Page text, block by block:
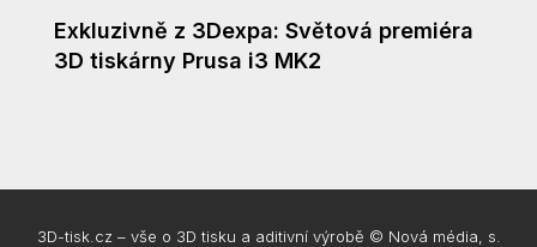
Exkluzivně z 3Dexpa: Světová premiéra
3D tiskárny Prusa i3 MK2
3D-tisk.cz – vše o 3D tisku a aditivní výrobě © Nová média, s.